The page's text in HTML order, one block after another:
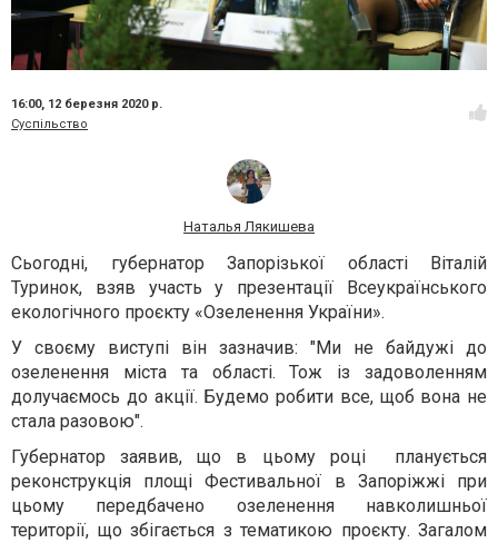
16:00, 12 березня 2020 р.
Суспільство
Наталья Лякишева
Сьогодні, губернатор Запорізької області Віталій
Туринок, взяв участь у презентації Всеукраїнського
екологічного проєкту «Озеленення України».
У своєму виступі він зазначив: "Ми не байдужі до
озеленення міста та області. Тож із задоволенням
долучаємось до акції. Будемо робити все, щоб вона не
стала разовою".
Губернатор заявив, що в цьому році планується
реконструкція площі Фестивальної в Запоріжжі при
цьому передбачено озеленення навколишньої
території, що збігається з тематикою проєкту. Загалом